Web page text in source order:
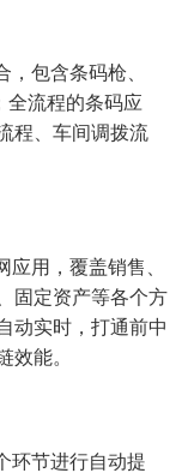
包含条码枪、
全流程的条码应
程、车间调拨流
用，覆盖销售、
固定资产等各个方
动实时，打通前中
效能。
环节进行自动提